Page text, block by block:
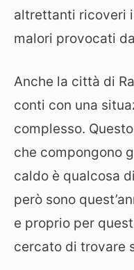
altrettanti ricoveri
malori provocati
Anche la città di
conti con una
complesso.
che compongono
caldo è qualcosa
però sono
e proprio per
cercato di trovare